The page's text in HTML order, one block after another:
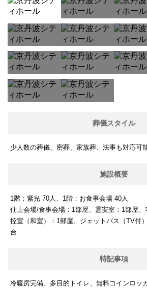
葬儀スタイル
少人数の葬儀、密葬、家族葬、法事も対応可
施設概要
1階：紫光 70人、1階：お食事会場 40人
仕上会場/食事会場：1部屋、霊安室：1部屋
控室（和室）：1部屋、ジェットバス（TV付
台
特記事項
冷暖房完備、多目的トイレ、無料コインロッ